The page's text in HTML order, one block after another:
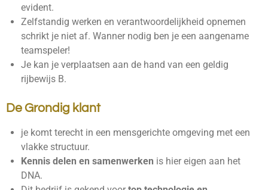
evident.
Zelfstandig werken en verantwoordelijkheid opnemen
schrikt je niet af. Wanner nodig ben je een aangename
teamspeler!
Je kan je verplaatsen aan de hand van een geldig
rijbewijs B.
De Grondig klant
je komt terecht in een mensgerichte omgeving met een
vlakke structuur.
Kennis delen en samenwerken is hier eigen aan het
DNA.